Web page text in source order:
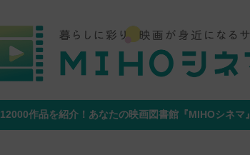
12000作品を紹介！あなたの映画図書館『MIHOシネマ』